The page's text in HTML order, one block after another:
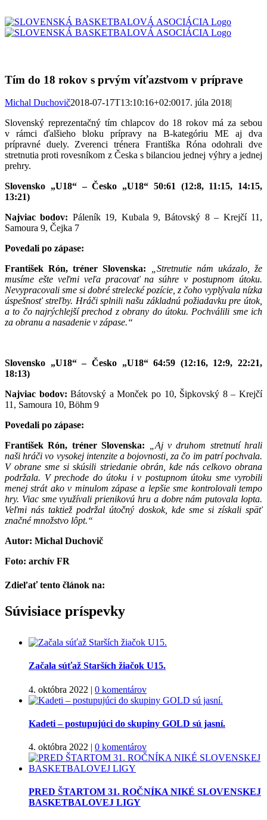
to
content
Tím do 18 rokov s prvým víťazstvom v príprave
Michal Duchovič2018-07-17T13:10:16+02:0017. júla 2018|
Slovenský reprezentačný tím chlapcov do 18 rokov má za sebou
v rámci ďalšieho bloku prípravy na B-kategóriu ME aj dva
prípravné duely. Zverenci trénera Františka Róna odohrali dve
stretnutia proti rovesníkom z Česka s bilanciou jednej výhry a jednej
prehry.
Slovensko „U18“ – Česko „U18“ 50:61 (12:8, 11:15, 14:15,
13:21)
Najviac bodov: Páleník 19, Kubala 9, Bátovský 8 – Krejčí 11,
Samoura 9, Čejka 7
Povedali po zápase:
František Rón, tréner Slovenska:
„Stretnutie nám ukázalo, že
musíme ešte veľmi veľa pracovať na súhre v postupnom útoku.
Nevypracovali sme si dobré strelecké pozície, z čoho vyplývala nízka
úspešnosť streľby. Hráči splnili našu základnú požiadavku pre útok,
a to čo najrýchlejší prechod z obrany do útoku. Pochválili sme ich
za obranu a nasadenie v zápase.“
Slovensko „U18“ – Česko „U18“ 64:59 (12:16, 12:9, 22:21,
18:13)
Najviac bodov:Bátovský a Monček po 10, Šipkovský 8 – Krejčí
11, Samoura 10, Böhm 9
Povedali po zápase:
František Rón, tréner Slovenska: „Aj v druhom stretnutí hrali
naši hráči vo vysokej intenzite a bojovnosti, za čo im patrí pochvala.
V obrane sme si skúsili striedanie obrán, kde nás celkovo obrana
podržala. V prechode do útoku i v postupnom útoku sme vyrobili
menej strát ako v minulom zápase a lepšie sme kontrolovali tempo
hry. Viac sme využívali prienikovú hru a dobre nám putovala lopta.
Veľmi nás taktiež podržal útočný doskok, kde sme si získali späť
značné množstvo lôpt.“
Autor: Michal Duchovič
Foto: archív FR
Zdieľať tento článok na:
Facebook
Twitter
Súvisiace príspevky
Začala súťaž Starších žiačok U15.
4. októbra 2022 | 0 komentárov
Kadeti – postupujúci do skupiny GOLD sú jasní.
4. októbra 2022 | 0 komentárov
PRED ŠTARTOM 31. ROČNÍKA NIKÉ SLOVENSKEJ
BASKETBALOVEJ LIGY